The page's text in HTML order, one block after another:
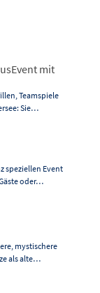
mit
Teamspiele
Sie…
speziellen Event
oder…
mystischere
als alte…